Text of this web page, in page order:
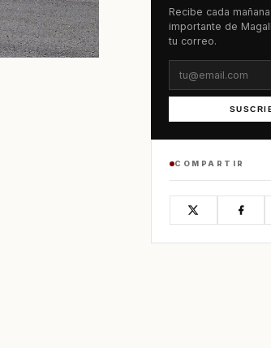
Recibe cada
importante de
tu correo.
COMPARTIR